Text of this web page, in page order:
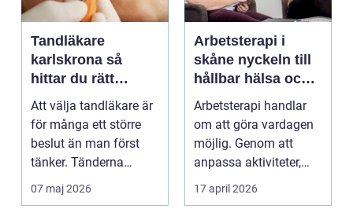
Tandläkare
karlskrona så
hittar du rätt
tandvård nära dig
Att välja tandläkare är
för många ett större
beslut än man först
tänker. Tänderna
påverkar hur vi må...
07 maj 2026
Arbetsterapi i
skåne nyckeln till
hållbar hälsa och
arbete
Arbetsterapi handlar
om att göra vardagen
möjlig. Genom att
anpassa aktiviteter,
miljö och hjälpmede...
17 april 2026